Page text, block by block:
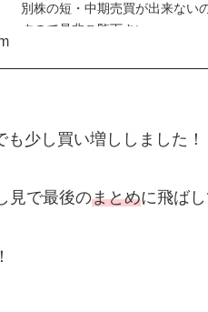
別株の短・中期売買が出来ない
すので是非ご覧下さい。
少し買い増ししました！
見で最後のまとめに飛ば